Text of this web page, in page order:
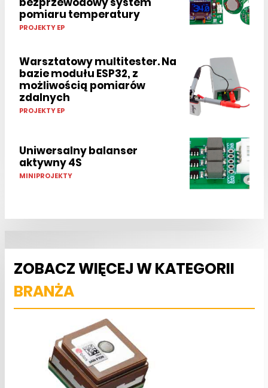
pomiaru temperatury
PROJEKTY EP
Warsztatowy multitester. Na
bazie modułu ESP32, z
możliwością pomiarów
zdalnych
PROJEKTY EP
Uniwersalny balanser
aktywny 4S
MINIPROJEKTY
ZOBACZ WIĘCEJ W KATEGORII
BRANŻA